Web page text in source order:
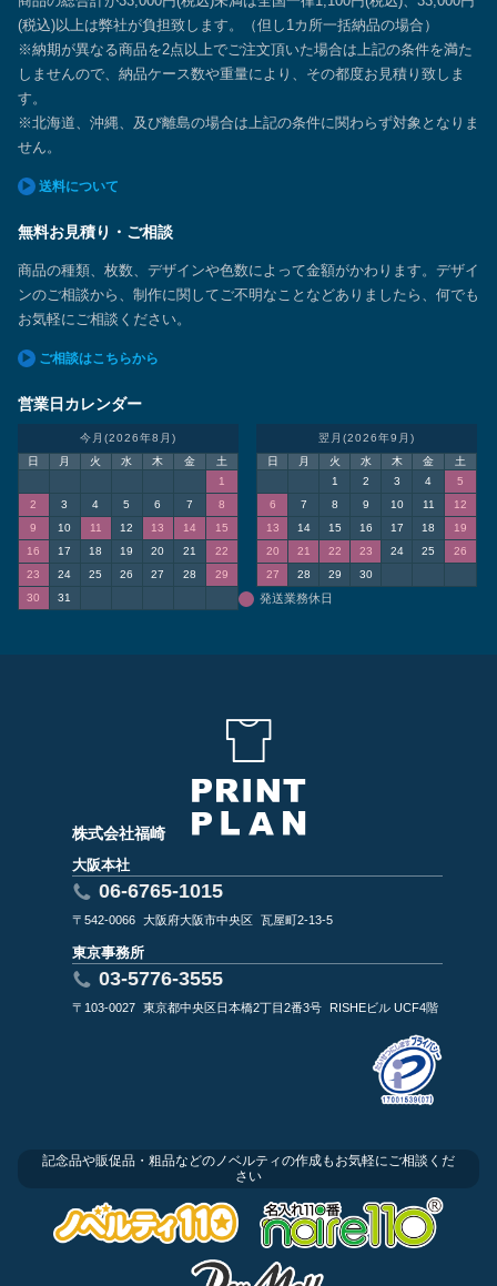
(税込)以上は弊社が負担致します。（但し1カ所一括納品の場合）
※納期が異なる商品を2点以上でご注文頂いた場合は上記の条件を満た
しませんので、納品ケース数や重量により、その都度お見積り致しま
す。
※北海道、沖縄、及び離島の場合は上記の条件に関わらず対象となりま
せん。
送料について
無料お見積り・ご相談
商品の種類、枚数、デザインや色数によって金額がかわります。デザイ
ンのご相談から、制作に関してご不明なことなどありましたら、何でも
お気軽にご相談ください。
ご相談はこちらから
営業日カレンダー
今月(2026年8月)
日
月 火 水 木 金
土
1
2
3 4 5 6 7
8
9
10 11 12 13 14
15
16
17 18 19 20 21
22
23
24 25 26 27 28
29
30
31
翌月(2026年9月)
日
月 火 水 木 金
土
1
2 3 4
5
6
7 8 9 10 11
12
13
14 15 16 17 18
19
20
21 22 23 24 25
26
27
28 29 30
発送業務休日
株式会社福崎
大阪本社
06-6765-1015
〒542-0066 大阪府大阪市中央区 瓦屋町2-13-5
東京事務所
03-5776-3555
〒103-0027 東京都中央区日本橋2丁目2番3号 RISHEビル UCF4階
記念品や販促品・粗品などのノベルティの作成もお気軽にご相談くだ
さい